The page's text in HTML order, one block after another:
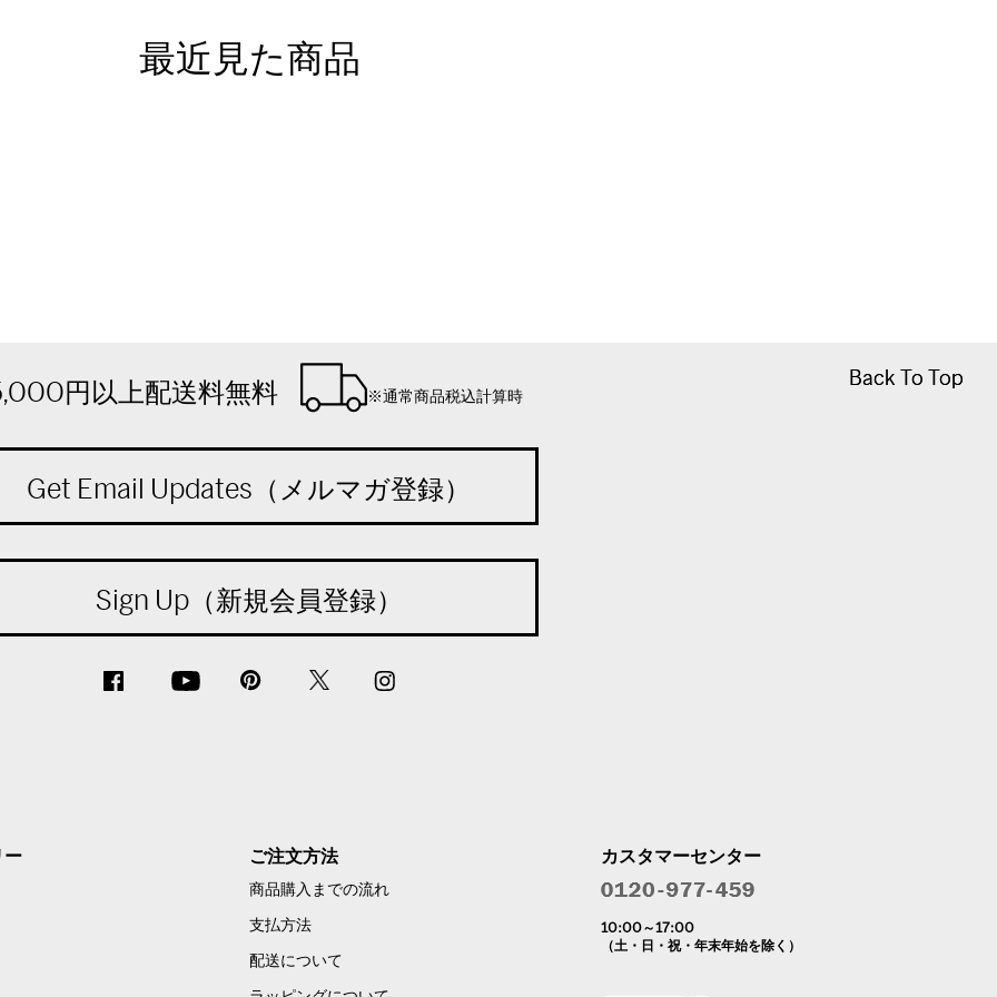
最近見た商品
Back To Top
Back To Top
円以上配送料無料 ※通常商品税込計算時
Get Email Updates（メルマガ登録）
Sign Up（新規会員登録）
ー ご注文方法
商品購入までの流れ
支払方法
配送について
カスタマーセンター
10:00～17:00
（土・日・祝・年末年始を除く）